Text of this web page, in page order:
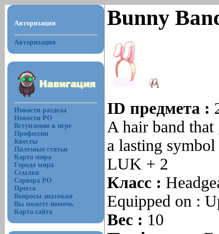
Авторизация
Авторизация
Новости раздела
Новости РО
Вступление к игре
Профессии
Квесты
Полезные статьи
Карта мира
Города мира
Ссылки
Сервера РО
Пресса
Вопросы знатокам
Вы можете помочь
Карта сайта
Bunny
ID предмета :
A hair band that
a lasting
LUK + 2
Класс :
Equipped on :
Вес : 10